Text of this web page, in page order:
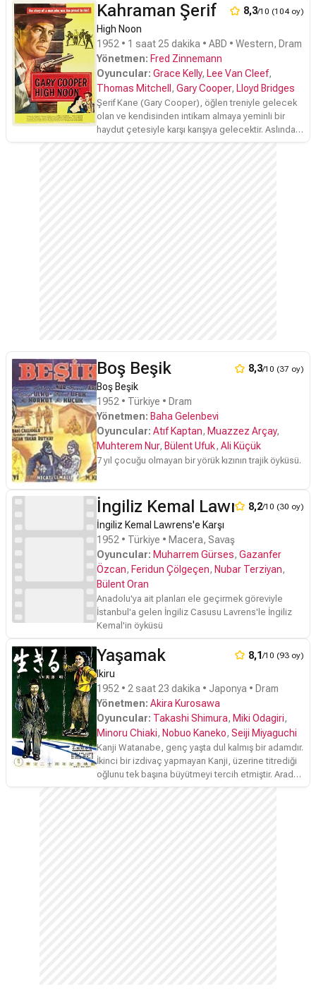
Kahraman Şerif 8,3/10 (104 oy)
High Noon
1952 • 1 saat 25 dakika • ABD • Western, Dram
Yönetmen: Fred Zinnemann
Oyuncular: Grace Kelly, Lee Van Cleef,
Thomas Mitchell , Gary Cooper, Lloyd Bridges
Şerif Kane (Gary Cooper), öğlen treniyle gelecek
olan ve kendisinden intikam almaya yeminli bir
haydut çetesiyle karşı karışıya gelecektir. Aslında
Şerif Kane'nin görevi sona ermiştir. Ama o kalmayı
Boş Beşik 8,3/10 (37 oy)
Boş Beşik
1952 • Türkiye • Dram
Yönetmen: Baha Gelenbevi
Oyuncular: Atıf Kaptan, Muazzez Arçay,
Muhterem Nur, Bülent Ufuk, Ali Küçük
7 yıl çocuğu olmayan bir yörük kızının trajik öyküsü.
İngiliz Kemal Lawrens'e
8,2/10 (30 oy)
İngiliz Kemal Lawrens'e Karşı
1952 • Türkiye • Macera, Savaş
Oyuncular: Muharrem Gürses, Gazanfer
Özcan, Feridun Çölgeçen, Nubar Terziyan,
Bülent Oran
Anadolu'ya ait planları ele geçirmek göreviyle
İstanbul'a gelen İngiliz Casusu Lavrens'le İngiliz
Kemal'in öyküsü
Yaşamak 8,1/10 (93 oy)
Ikiru
1952 • 2 saat 23 dakika • Japonya • Dram
Yönetmen: Akira Kurosawa
Oyuncular: Takashi Shimura, Miki Odagiri,
Minoru Chiaki, Nobuo Kaneko, Seiji Miyaguchi
Kanji Watanabe, genç yaşta dul kalmış bir adamdır.
İkinci bir izdivaç yapmayan Kanji, üzerine titrediği
oğlunu tek başına büyütmeyi tercih etmiştir. Aradan
yıllar geçmiş, oğlu büyümüş ve evlenmiş, kendisi